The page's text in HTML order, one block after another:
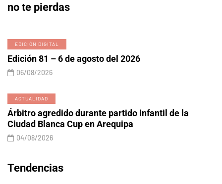
no te pierdas
EDICIÓN DIGITAL
Edición 81 – 6 de agosto del 2026
06/08/2026
ACTUALIDAD
Árbitro agredido durante partido infantil de la
Ciudad Blanca Cup en Arequipa
04/08/2026
Tendencias